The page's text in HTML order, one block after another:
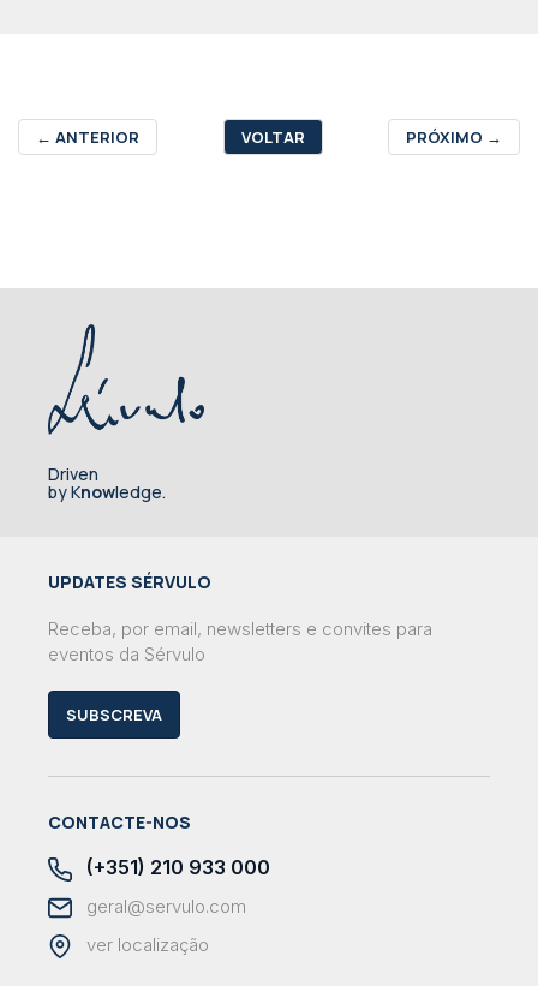
← ANTERIOR VOLTAR PRÓXIMO →
Driven
by Knowledge.
UPDATES SÉRVULO
Receba, por email, newsletters e convites para
eventos da Sérvulo
SUBSCREVA
CONTACTE-NOS
(+351) 210 933 000
geral@servulo.com
ver localização